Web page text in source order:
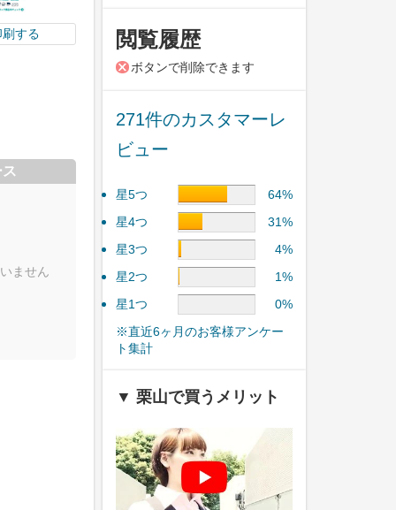
刷する
ません
閲覧履歴
ボタンで削除できます
271件のカスタマーレ
ビュー
星5つ
64%
星4つ
31%
星3つ
4%
星2つ
1%
星1つ
0%
※直近6ヶ月のお客様アンケー
ト集計
▼ 栗山で買うメリット